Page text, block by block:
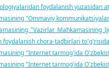
foydalanish
"Ommaviy
"Vazirlar
chora-tadbirlari
"Internet tarmog'ida
"Internet tarmog'ida